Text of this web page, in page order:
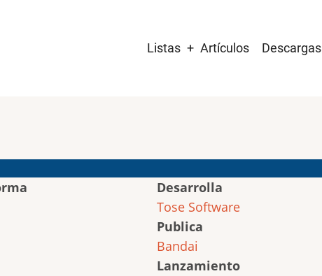
navigation
Listas Artículos Descargas
Desarrolla
Tose Software
Publica
Bandai
Lanzamiento